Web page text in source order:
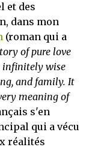
et des
dans mon
(roman qui a
of pure love
infinitely wise
and family. It
meaning of
s'en
qui a vécu
réalités